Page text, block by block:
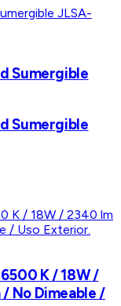
Sumergible
Sumergible
K / 18W /
No Dimeable /